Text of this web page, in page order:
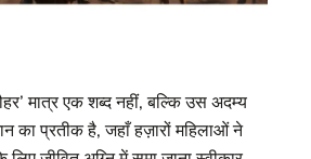
मात्र एक शब्द नहीं, बल्कि उस अदम्य
का प्रतीक है, जहाँ हज़ारों महिलाओं ने